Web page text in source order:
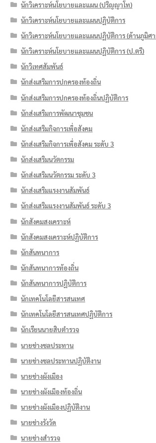
นักวิเคราะห์นโยบายและแผน (ปริญญาโท)
นักวิเคราะห์นโยบายและแผนปฏิบัติการ
นักวิเคราะห์นโยบายและแผนปฏิบัติการ (ด้านภูมิศ
นักวิเคราะห์นโยบายและแผนปฏิบัติการ (ป.ตรี)
นักวิเทศสัมพันธ์
นักส่งเสริมการปกครองท้องถิ่น
นักส่งเสริมการปกครองท้องถิ่นปฏิบัติการ
นักส่งเสริมการพัฒนาชุมชน
นักส่งเสริมกิจการเพื่อสังคม
นักส่งเสริมกิจการเพื่อสังคม ระดับ 3
นักส่งเสริมนวัตกรรม
นักส่งเสริมนวัตกรรม ระดับ 3
นักส่งเสริมแรงงานสัมพันธ์
นักส่งเสริมแรงงานสัมพันธ์ ระดับ 3
นักสังคมสงเคราะห์
นักสังคมสงเคราะห์ปฏิบัติการ
นักสันทนาการ
นักสันทนาการท้องถิ่น
นักสันทนาการปฏิบัติการ
นักเทคโนโลยีสารสนเทศ
นักเทคโนโลยีสารสนเทศปฏิบัติการ
นักเรียนนายสิบตำรวจ
นายช่างชลประทาน
นายช่างชลประทานปฏิบัติงาน
นายช่างผังเมือง
นายช่างผังเมืองท้องถิ่น
นายช่างผังเมืองปฏิบัติงาน
นายช่างรังวัด
นายช่างสำรวจ